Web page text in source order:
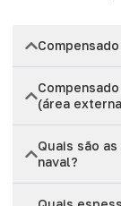
(área
Quais são
naval?